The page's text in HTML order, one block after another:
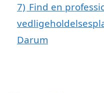
7) Find en
Darum